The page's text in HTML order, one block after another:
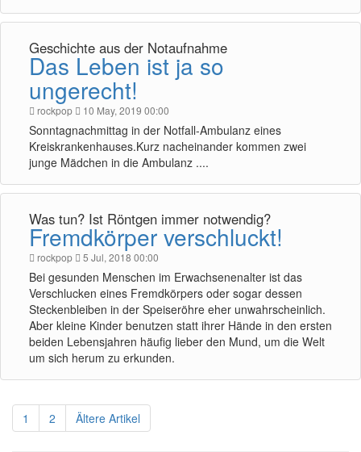
Geschichte aus der Notaufnahme
Das Leben ist ja so
ungerecht!
rockpop 10 May, 2019 00:00
Sonntagnachmittag in der Notfall-Ambulanz eines
Kreiskrankenhauses.Kurz nacheinander kommen zwei
junge Mädchen in die Ambulanz ....
Was tun? Ist Röntgen immer notwendig?
Fremdkörper verschluckt!
rockpop 5 Jul, 2018 00:00
Bei gesunden Menschen im Erwachsenenalter ist das
Verschlucken eines Fremdkörpers oder sogar dessen
Steckenbleiben in der Speiseröhre eher unwahrscheinlich.
Aber kleine Kinder benutzen statt ihrer Hände in den ersten
beiden Lebensjahren häufig lieber den Mund, um die Welt
um sich herum zu erkunden.
1 2 Ältere Artikel